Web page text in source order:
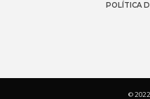
POLÍTICA
© 2022